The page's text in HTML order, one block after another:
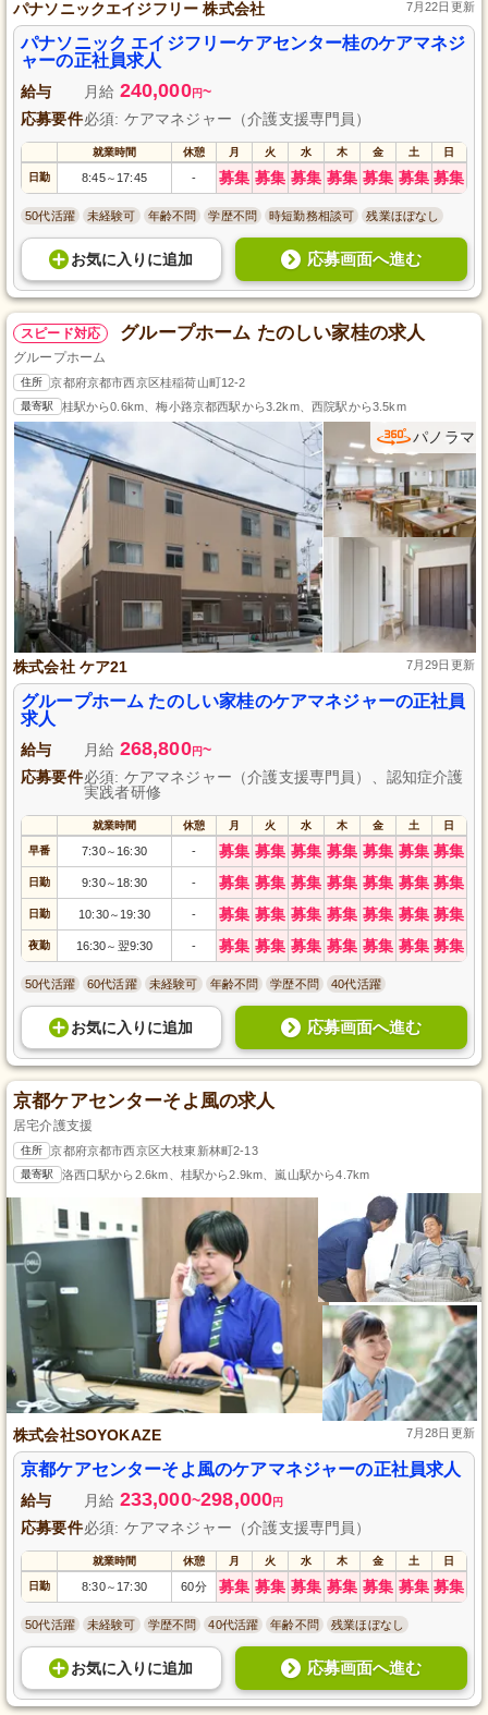
パナソニックエイジフリー 株式会社 7月22日更新
パナソニック エイジフリーケアセンター桂のケアマネジ
ャーの正社員求人
給与 月給 240,000円~
応募要件必須: ケアマネジャー（介護支援専門員）
就業時間 休憩 月 火 水 木 金 土 日
日勤 8:45～ 17:45 - 募集 募集 募集 募集 募集 募集 募集
50代活躍 未経験可 年齢不問 学歴不問 時短勤務相談可 残業ほぼなし
お気に入り に追加 応募画面へ進む
スピード対応 グループホーム たのしい家桂の求人
グループホーム
住所 京都府京都市西京区桂稲荷山町12-2
最寄駅 桂駅から0.6km、梅小路京都西駅から3.2km、西院駅から3.5km
パノラマ
株式会社 ケア21 7月29日更新
グループホーム たのしい家桂のケアマネジャーの正社員
求人
給与 月給 268,800円~
応募要件必須: ケアマネジャー（介護支援専門員）、認知症介護
実践者研修
就業時間 休憩 月 火 水 木 金 土 日
早番 7:30～ 16:30 - 募集 募集 募集 募集 募集 募集 募集
日勤 9:30～ 18:30 - 募集 募集 募集 募集 募集 募集 募集
日勤 10:30～ 19:30 - 募集 募集 募集 募集 募集 募集 募集
夜勤 16:30～ 翌9:30 - 募集 募集 募集 募集 募集 募集 募集
50代活躍 60代活躍 未経験可 年齢不問 学歴不問 40代活躍
お気に入り に追加 応募画面へ進む
京都ケアセンターそよ風の求人
居宅介護支援
住所 京都府京都市西京区大枝東新林町2-13
最寄駅 洛西口駅から2.6km、桂駅から2.9km、嵐山駅から4.7km
株式会社SOYOKAZE 7月28日更新
京都ケアセンターそよ風のケアマネジャーの正社員求人
給与 月給 233,000~298,000円
応募要件必須: ケアマネジャー（介護支援専門員）
就業時間 休憩 月 火 水 木 金 土 日
日勤 8:30～ 17:30 60分 募集 募集 募集 募集 募集 募集 募集
50代活躍 未経験可 学歴不問 40代活躍 年齢不問 残業ほぼなし
お気に入り に追加 応募画面へ進む